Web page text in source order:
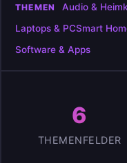
THEMEN Audio &
Laptops & PCSmart
Software & Apps
6
THEMENFELDER